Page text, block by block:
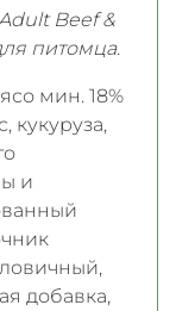
Beef &
питомца.
мин. 18%
кукуруза,
и
добавка,